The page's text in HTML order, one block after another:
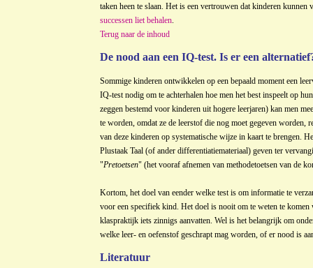
taken heen te slaan. Het is een vertrouwen dat kinderen kunnen
successen liet behalen
Terug naar de inhoud
De nood aan een IQ-test. Is er een
Sommige kinderen ontwikkelen op een bepaald moment een
IQ-test nodig om te achterhalen hoe men het best inspeelt op
zeggen bestemd voor kinderen uit hogere leerjaren) kan men
te worden, omdat ze de leerstof die nog moet gegeven worden,
van deze kinderen op systematische wijze in kaart te brengen.
Plustaak Taal (of ander differentiatiemateriaal) geven ter
"Pretoetsen" (het vooraf afnemen van methodetoetsen van de
Kortom, het doel van eender welke test is om informatie te
voor een specifiek kind. Het doel is nooit om te weten te
klaspraktijk iets zinnigs aanvatten. Wel is het belangrijk om
welke leer- en oefenstof geschrapt mag worden, of er nood is
Literatuur